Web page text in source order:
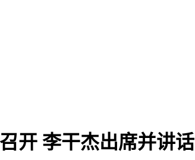
开 李干杰出席并讲话